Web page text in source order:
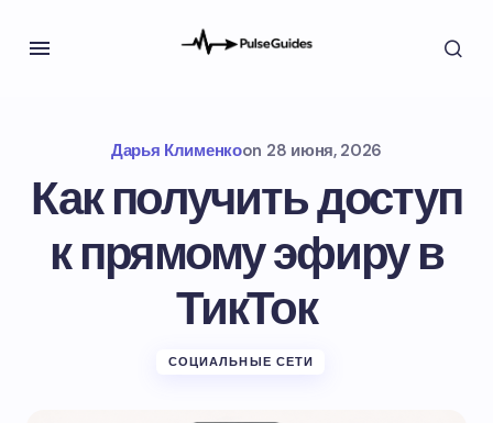
Дарья Клименкоon 28 июня, 2026
Как получить доступ
к прямому эфиру в
ТикТок
СОЦИАЛЬНЫЕ СЕТИ